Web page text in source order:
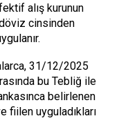
alış kurunun
cinsinden
31/12/2025
bu Tebliğ ile
belirlenen
fiilen uyguladıkları